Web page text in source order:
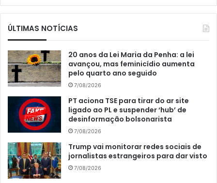
ÚLTIMAS NOTÍCIAS
20 anos da Lei Maria da Penha: a lei
avançou, mas feminicídio aumenta
pelo quarto ano seguido
7/08/2026
PT aciona TSE para tirar do ar site
ligado ao PL e suspender ‘hub’ de
desinformação bolsonarista
7/08/2026
Trump vai monitorar redes sociais de
jornalistas estrangeiros para dar visto
7/08/2026